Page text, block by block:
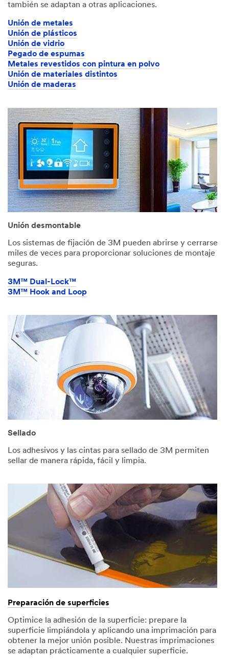
también se adaptan a otras aplicaciones.
Unión de metales
Unión de plásticos
Unión de vidrio
Pegado de espumas
Metales revestidos con pintura en polvo
Unión de materiales distintos
Unión de maderas
Unión desmontable
Los sistemas de fijación de 3M pueden abrirse y cerrarse
miles de veces para proporcionar soluciones de montaje
seguras.
3M™ Dual-Lock™
3M™ Hook and Loop
Sellado
Los adhesivos y las cintas para sellado de 3M permiten
sellar de manera rápida, fácil y limpia.
Preparación de superficies
Optimice la adhesión de la superficie: prepare la
superficie limpiándola y aplicando una imprimación para
obtener la mejor unión posible. Nuestras imprimaciones
se adaptan prácticamente a cualquier superficie.